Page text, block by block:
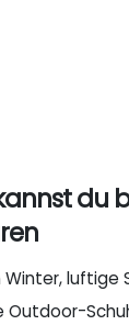
du
luftige
Outdoor-